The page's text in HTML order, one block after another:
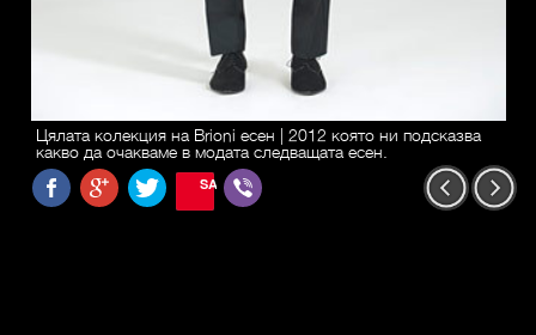
Цялата колекция на Brioni есен | 2012 която ни подсказва
какво да очакваме в модата следващата есен.
SAVE